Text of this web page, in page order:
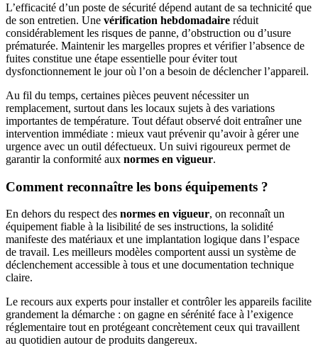
L’efficacité d’un poste de sécurité dépend autant de sa technicité que
de son entretien. Une vérification hebdomadaire réduit
considérablement les risques de panne, d’obstruction ou d’usure
prématurée. Maintenir les margelles propres et vérifier l’absence de
fuites constitue une étape essentielle pour éviter tout
dysfonctionnement le jour où l’on a besoin de déclencher l’appareil.
Au fil du temps, certaines pièces peuvent nécessiter un
remplacement, surtout dans les locaux sujets à des variations
importantes de température. Tout défaut observé doit entraîner une
intervention immédiate : mieux vaut prévenir qu’avoir à gérer une
urgence avec un outil défectueux. Un suivi rigoureux permet de
garantir la conformité aux normes en vigueur.
Comment reconnaître les bons équipements ?
En dehors du respect des normes en vigueur, on reconnaît un
équipement fiable à la lisibilité de ses instructions, la solidité
manifeste des matériaux et une implantation logique dans l’espace
de travail. Les meilleurs modèles comportent aussi un système de
déclenchement accessible à tous et une documentation technique
claire.
Le recours aux experts pour installer et contrôler les appareils facilite
grandement la démarche : on gagne en sérénité face à l’exigence
réglementaire tout en protégeant concrètement ceux qui travaillent
au quotidien autour de produits dangereux.